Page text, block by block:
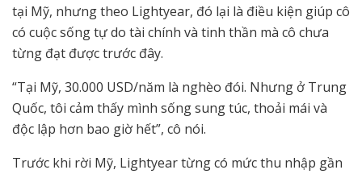
tại Mỹ, nhưng theo Lightyear, đó lại là điều kiện giúp cô
có cuộc sống tự do tài chính và tinh thần mà cô chưa
từng đạt được trước đây.
“Tại Mỹ, 30.000 USD/năm là nghèo đói. Nhưng ở Trung
Quốc, tôi cảm thấy mình sống sung túc, thoải mái và
độc lập hơn bao giờ hết”, cô nói.
Trước khi rời Mỹ, Lightyear từng có mức thu nhập gần